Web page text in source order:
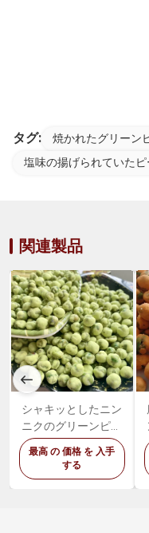
タグ:
焼かれたグリーン
塩味の揚げられていたピ
関連製品
シャキッとしたニン
ニクのグリーンピー
スの軽食のマスター
ドは焼かれたエンド
ウ豆の軽食を味わう
最高 の 価格 を 入手
する